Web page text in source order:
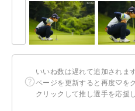
いいね数は遅れて追加されます
ページを更新すると再度♡を
クリックして推し選手を応援